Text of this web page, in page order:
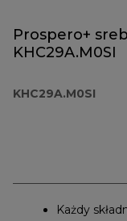
Prospero+
KHC29A.M0SI
KHC29A.M0SI
Każdy